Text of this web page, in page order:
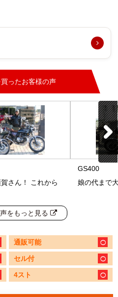
ったお客様の声
さん！ これから
GS400
娘の代まで
をもっと見る
通販可能
セル付
4スト